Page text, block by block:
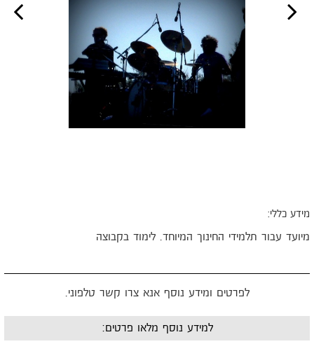
כללי:
עבור תלמידי החינוך המיוחד. לימוד בקבוצה
לפרטים ומידע נוסף אנא צרו קשר טלפוני.
למידע נוסף מלאו פרטים: